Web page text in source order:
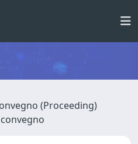
(Proceeding)